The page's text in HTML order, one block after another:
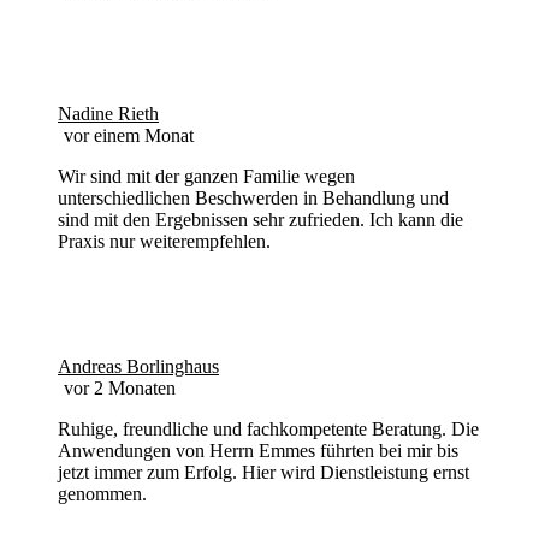
Nadine Rieth
vor einem Monat
Wir sind mit der ganzen Familie wegen
unterschiedlichen Beschwerden in Behandlung und
sind mit den Ergebnissen sehr zufrieden. Ich kann die
Praxis nur weiterempfehlen.
Andreas Borlinghaus
vor 2 Monaten
Ruhige, freundliche und fachkompetente Beratung. Die
Anwendungen von Herrn Emmes führten bei mir bis
jetzt immer zum Erfolg. Hier wird Dienstleistung ernst
genommen.